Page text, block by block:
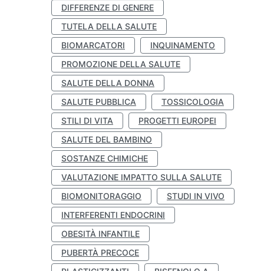
DIFFERENZE DI GENERE
TUTELA DELLA SALUTE
BIOMARCATORI
INQUINAMENTO
PROMOZIONE DELLA SALUTE
SALUTE DELLA DONNA
SALUTE PUBBLICA
TOSSICOLOGIA
STILI DI VITA
PROGETTI EUROPEI
SALUTE DEL BAMBINO
SOSTANZE CHIMICHE
VALUTAZIONE IMPATTO SULLA SALUTE
BIOMONITORAGGIO
STUDI IN VIVO
INTERFERENTI ENDOCRINI
OBESITÀ INFANTILE
PUBERTÀ PRECOCE